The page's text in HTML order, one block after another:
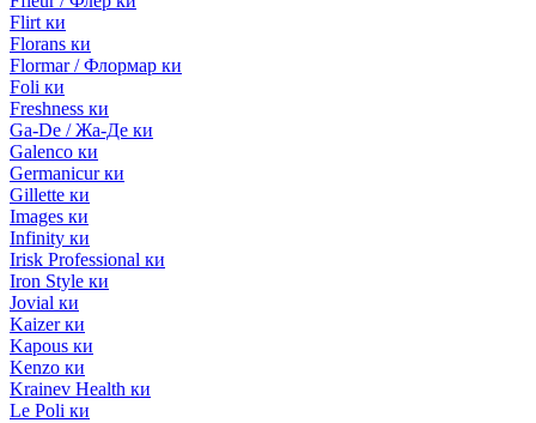
Flirt ки
Florans ки
Flormar / Флормар ки
Foli ки
Freshness ки
Ga-De / Жа-Де ки
Galenco ки
Germanicur ки
Gillette ки
Images ки
Infinity ки
Irisk Professional ки
Iron Style ки
Jovial ки
Kaizer ки
Kapous ки
Kenzo ки
Krainev Health ки
Le Poli ки